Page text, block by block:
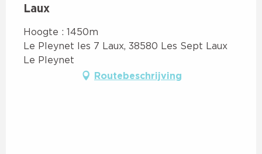
Laux
Hoogte : 1450m
Le Pleynet les 7 Laux, 38580 Les Sept Laux
Le Pleynet
Routebeschrijving